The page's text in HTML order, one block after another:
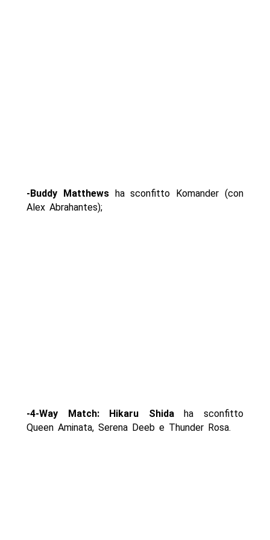
-Buddy Matthews
ha sconfitto Komander (con
Alex Abrahantes);
-4-Way Match: Hikaru Shida ha sconfitto
Queen Aminata, Serena Deeb e Thunder Rosa.